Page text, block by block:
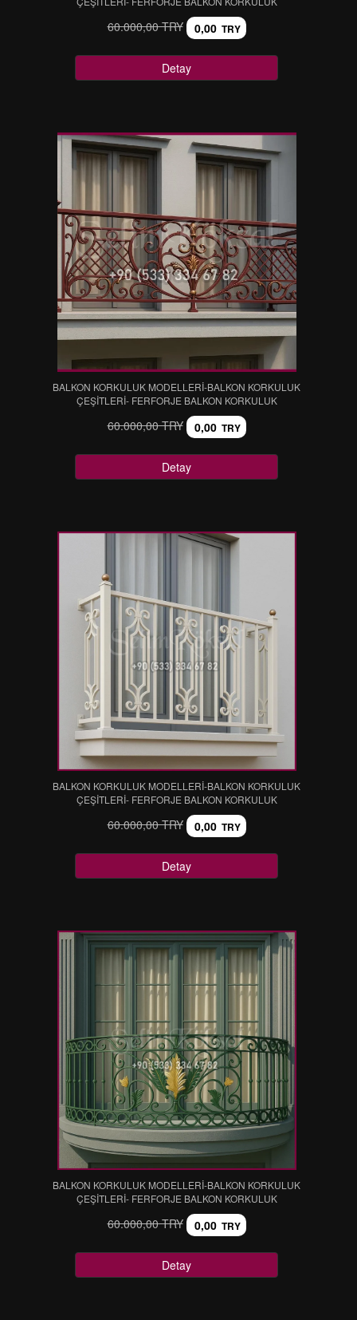
60.000,00 TRY 0,00 TRY
Detay
BALKON KORKULUK MODELLERİ-BALKON KORKULUK
ÇEŞİTLERİ- FERFORJE BALKON KORKULUK
60.000,00 TRY 0,00 TRY
Detay
BALKON KORKULUK MODELLERİ-BALKON KORKULUK
ÇEŞİTLERİ- FERFORJE BALKON KORKULUK
60.000,00 TRY 0,00 TRY
Detay
BALKON KORKULUK MODELLERİ-BALKON KORKULUK
ÇEŞİTLERİ- FERFORJE BALKON KORKULUK
60.000,00 TRY 0,00 TRY
Detay